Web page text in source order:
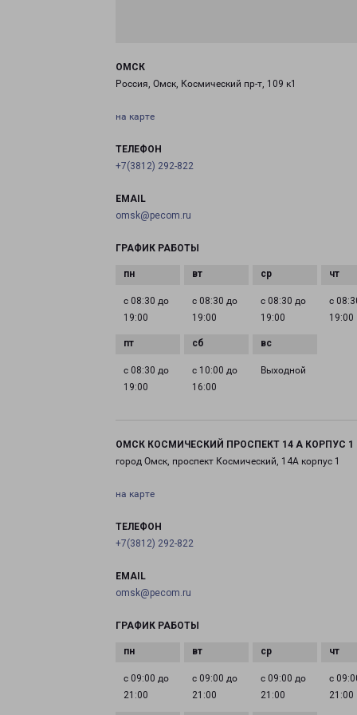
ОМСК
Россия, Омск, Космический пр-т, 109 к1
на карте
ТЕЛЕФОН
+7(3812) 292-822
EMAIL
omsk@pecom.ru
ГРАФИК РАБОТЫ
с 08:30 до
19:00
с 08:30 до
19:00
с 08:30 до
19:00
с
19:00
с 08:30 до
19:00
с 10:00 до
16:00
Выходной
ОМСК КОСМИЧЕСКИЙ ПРОСПЕКТ 14 А КОРПУС 1
город Омск, проспект Космический, 14А корпус 1
на карте
ТЕЛЕФОН
+7(3812) 292-822
EMAIL
omsk@pecom.ru
ГРАФИК РАБОТЫ
с 09:00 до
21:00
с 09:00 до
21:00
с 09:00 до
21:00
с
21:00